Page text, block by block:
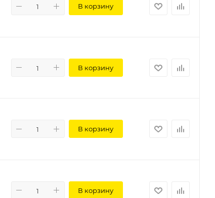
В корзину
В корзину
В корзину
В корзину